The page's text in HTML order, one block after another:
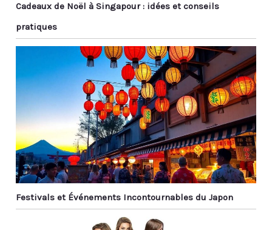
Cadeaux de Noël à Singapour : idées et conseils
pratiques
Festivals et Événements Incontournables du Japon